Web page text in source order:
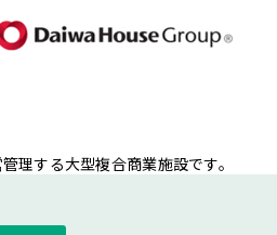
理する大型複合商業施設です。